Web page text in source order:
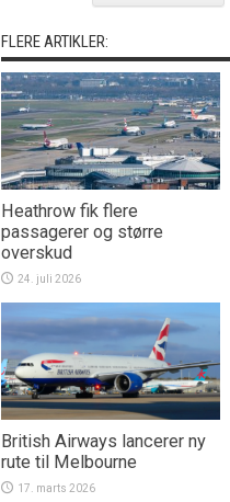
FLERE ARTIKLER:
Heathrow fik flere
passagerer og større
overskud
24. juli 2026
British Airways lancerer ny
rute til Melbourne
17. marts 2026